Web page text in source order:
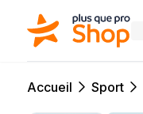
Accueil Sport